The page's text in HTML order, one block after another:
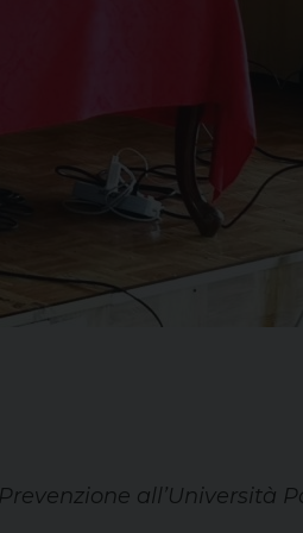
all’Università